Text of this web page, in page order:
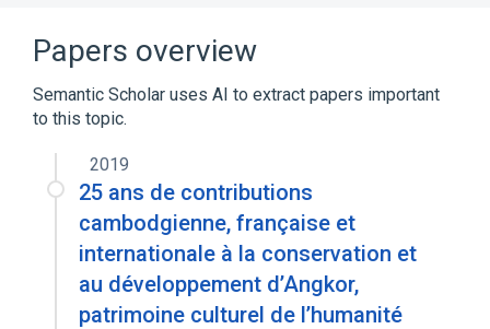
Papers overview
Semantic Scholar uses AI to extract papers important
to this topic.
2019
25 ans de contributions
cambodgienne, française et
internationale à la conservation et
au développement d’Angkor,
patrimoine culturel de l’humanité